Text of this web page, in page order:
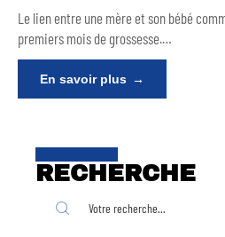
Le lien entre une mère et son bébé
premiers mois de grossesse.…
En savoir plus
RECHERCHE